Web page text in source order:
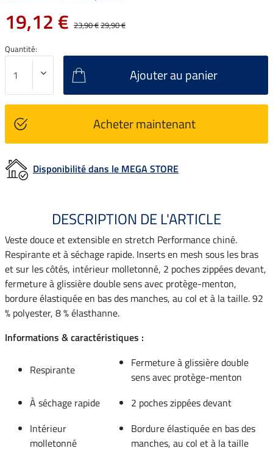
19,12 € 23,90 €29,90 €
Quantité:
Ajouter au panier
Acheter maintenant
Disponibilité dans le MEGA STORE
DESCRIPTION DE L'ARTICLE
Veste douce et extensible en stretch Performance chiné.
Respirante et à séchage rapide. Inserts en mesh sous les bras
et sur les côtés, intérieur molletonné, 2 poches zippées devant,
fermeture à glissière double sens avec protège-menton,
bordure élastiquée en bas des manches, au col et à la taille. 92
% polyester, 8 % élasthanne.
Informations & caractéristiques :
Respirante
Fermeture à glissière double
sens avec protège-menton
À séchage rapide
2 poches zippées devant
Intérieur
molletonné
Bordure élastiquée en bas des
manches, au col et à la taille